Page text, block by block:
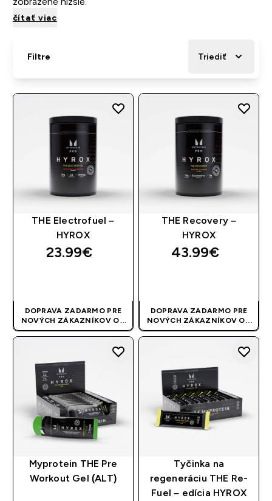
čítať viac
Filtre Triediť
THE Electrofuel –
HYROX
23.99€‎
DOPRAVA ZADARMO PRE
NOVÝCH ZÁKAZNÍKOV OD
40 EUR| AKCIA SA APLIKUJE
THE Recovery –
HYROX
43.99€‎
DOPRAVA ZADARMO PRE
NOVÝCH ZÁKAZNÍKOV OD
40 EUR| AKCIA SA APLIKUJE
Myprotein THE Pre
Workout Gel (ALT)
Tyčinka na
regeneráciu THE Re-
Fuel – edícia HYROX